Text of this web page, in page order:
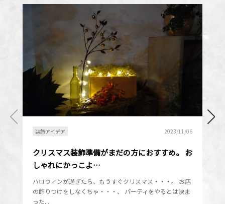
装飾アイデア 2023/11/06
クリスマス装飾準備がまだの方におすすめ。 お
しゃれにかっこよ…
ハロウィンが過ぎたら、もうすぐクリスマス・・・。 お店
の飾りつけをしなくちゃ・・・、 パーティをやるとは決ま
った...